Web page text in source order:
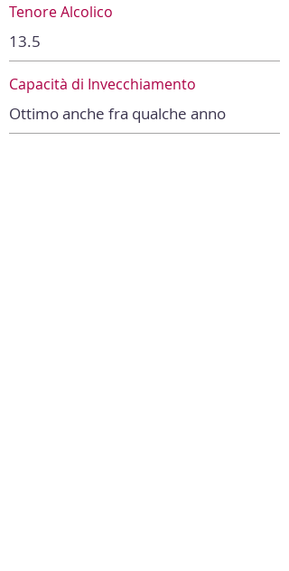
Tenore Alcolico
13.5
Capacità di Invecchiamento
Ottimo anche fra qualche anno